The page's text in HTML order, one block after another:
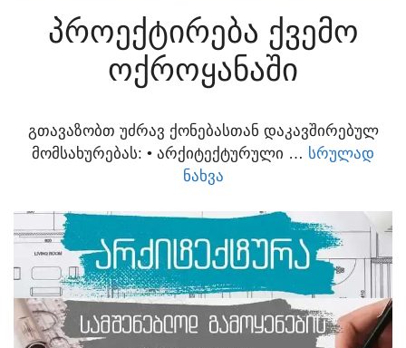
ᲞᲠᲝᲔᲥᲢᲘᲠᲔᲑᲐ ᲥᲕᲔᲛᲝ
ᲝᲥᲠᲝᲧᲐᲜᲐᲨᲘ
ᲒᲗᲐᲕᲐᲖᲝᲑᲗ ᲣᲫᲠᲐᲕ ᲥᲝᲜᲔᲑᲐᲡᲗᲐᲜ ᲓᲐᲙᲐᲕᲨᲘᲠᲔᲑᲣᲚ
ᲛᲝᲛᲡᲐᲮᲣᲠᲔᲑᲐᲡ:​ • ᲐᲠᲥᲘᲢᲔᲥᲢᲣᲠᲣᲚᲘ … ᲡᲠᲣᲚᲐᲓ
ᲜᲐᲮᲕᲐ